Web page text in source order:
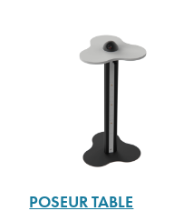
POSEUR TABLE